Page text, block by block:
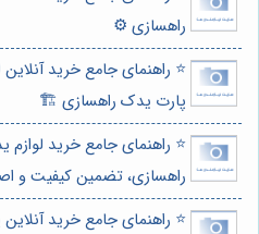
راهسازی ⚙️
⭐️ راهنمای جامع خرید آنلاین
پارت یدک راهسازی 🏗️
⭐️ راهنمای جامع خرید
راهسازی، تضمین کیفیت و
⭐️ راهنمای جامع خرید